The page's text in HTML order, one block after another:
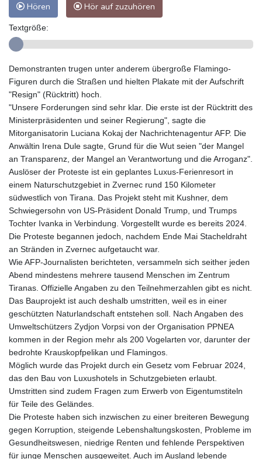
Hören Hör auf zuzuhören
Textgröße:
Demonstranten trugen unter anderem übergroße Flamingo-
Figuren durch die Straßen und hielten Plakate mit der Aufschrift
"Resign" (Rücktritt) hoch.
"Unsere Forderungen sind sehr klar. Die erste ist der Rücktritt des
Ministerpräsidenten und seiner Regierung", sagte die
Mitorganisatorin Luciana Kokaj der Nachrichtenagentur AFP. Die
Anwältin Irena Dule sagte, Grund für die Wut seien "der Mangel
an Transparenz, der Mangel an Verantwortung und die Arroganz".
Auslöser der Proteste ist ein geplantes Luxus-Ferienresort in
einem Naturschutzgebiet in Zvernec rund 150 Kilometer
südwestlich von Tirana. Das Projekt steht mit Kushner, dem
Schwiegersohn von US-Präsident Donald Trump, und Trumps
Tochter Ivanka in Verbindung. Vorgestellt wurde es bereits 2024.
Die Proteste begannen jedoch, nachdem Ende Mai Stacheldraht
an Stränden in Zvernec aufgetaucht war.
Wie AFP-Journalisten berichteten, versammeln sich seither jeden
Abend mindestens mehrere tausend Menschen im Zentrum
Tiranas. Offizielle Angaben zu den Teilnehmerzahlen gibt es nicht.
Das Bauprojekt ist auch deshalb umstritten, weil es in einer
geschützten Naturlandschaft entstehen soll. Nach Angaben des
Umweltschützers Zydjon Vorpsi von der Organisation PPNEA
kommen in der Region mehr als 200 Vogelarten vor, darunter der
bedrohte Krauskopfpelikan und Flamingos.
Möglich wurde das Projekt durch ein Gesetz vom Februar 2024,
das den Bau von Luxushotels in Schutzgebieten erlaubt.
Umstritten sind zudem Fragen zum Erwerb von Eigentumstiteln
für Teile des Geländes.
Die Proteste haben sich inzwischen zu einer breiteren Bewegung
gegen Korruption, steigende Lebenshaltungskosten, Probleme im
Gesundheitswesen, niedrige Renten und fehlende Perspektiven
für junge Menschen ausgeweitet. Auch im Ausland lebende